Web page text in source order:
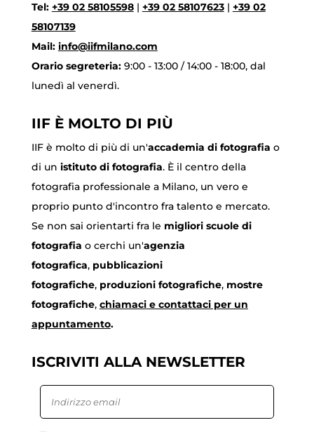
Tel: +39 02 58105598| +39 02 58107623| +39 02
58107139
Mail: info@iifmilano.com
Orario segreteria: 9:00 - 13:00 / 14:00 - 18:00, dal
lunedì al venerdì.
IIF È MOLTO DI PIÙ
IIF è molto di più di un'accademia di fotografia o
di un istituto di fotografia. È il centro della
fotografia professionale a Milano, un vero e
proprio punto d'incontro fra talento e mercato.
Se non sai orientarti fra le migliori scuole di
fotografia o cerchi un'agenzia
fotografica, pubblicazioni
fotografiche, produzioni fotografiche, mostre
fotografiche, chiamacie contattaci per un
appuntamento.
ISCRIVITI ALLA NEWSLETTER